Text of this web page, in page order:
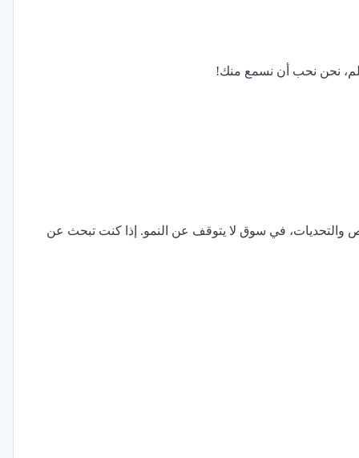
نحن نحب أن نسمع منك!
والتحديات، في سوق لا يتوقف عن النمو. إذا كنت تبحث عن